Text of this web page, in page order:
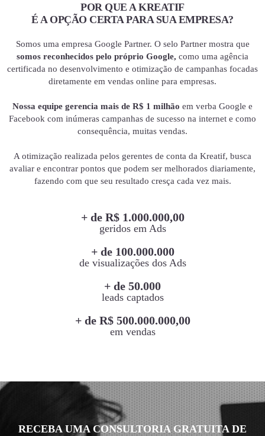
POR QUE A KREATIF
É A OPÇÃO CERTA PARA SUA EMPRESA?
Somos uma empresa Google Partner. O selo Partner mostra que
somos reconhecidos pelo próprio Google, como uma agência
certificada no desenvolvimento e otimização de campanhas focadas
diretamente em vendas online para empresas.
Nossa equipe gerencia mais de R$ 1 milhão em verba Google e
Facebook com inúmeras campanhas de sucesso na internet e como
consequência, muitas vendas.
A otimização realizada pelos gerentes de conta da Kreatif, busca
avaliar e encontrar pontos que podem ser melhorados diariamente,
fazendo com que seu resultado cresça cada vez mais.
+ de R$ 1.000.000,00
geridos em Ads
+ de 100.000.000
de visualizações dos Ads
+ de 50.000
leads captados
+ de R$ 500.000.000,00
em vendas
RECEBA UMA CONSULTORIA GRATUITA DE